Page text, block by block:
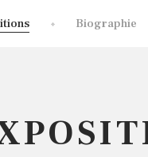
Biographie